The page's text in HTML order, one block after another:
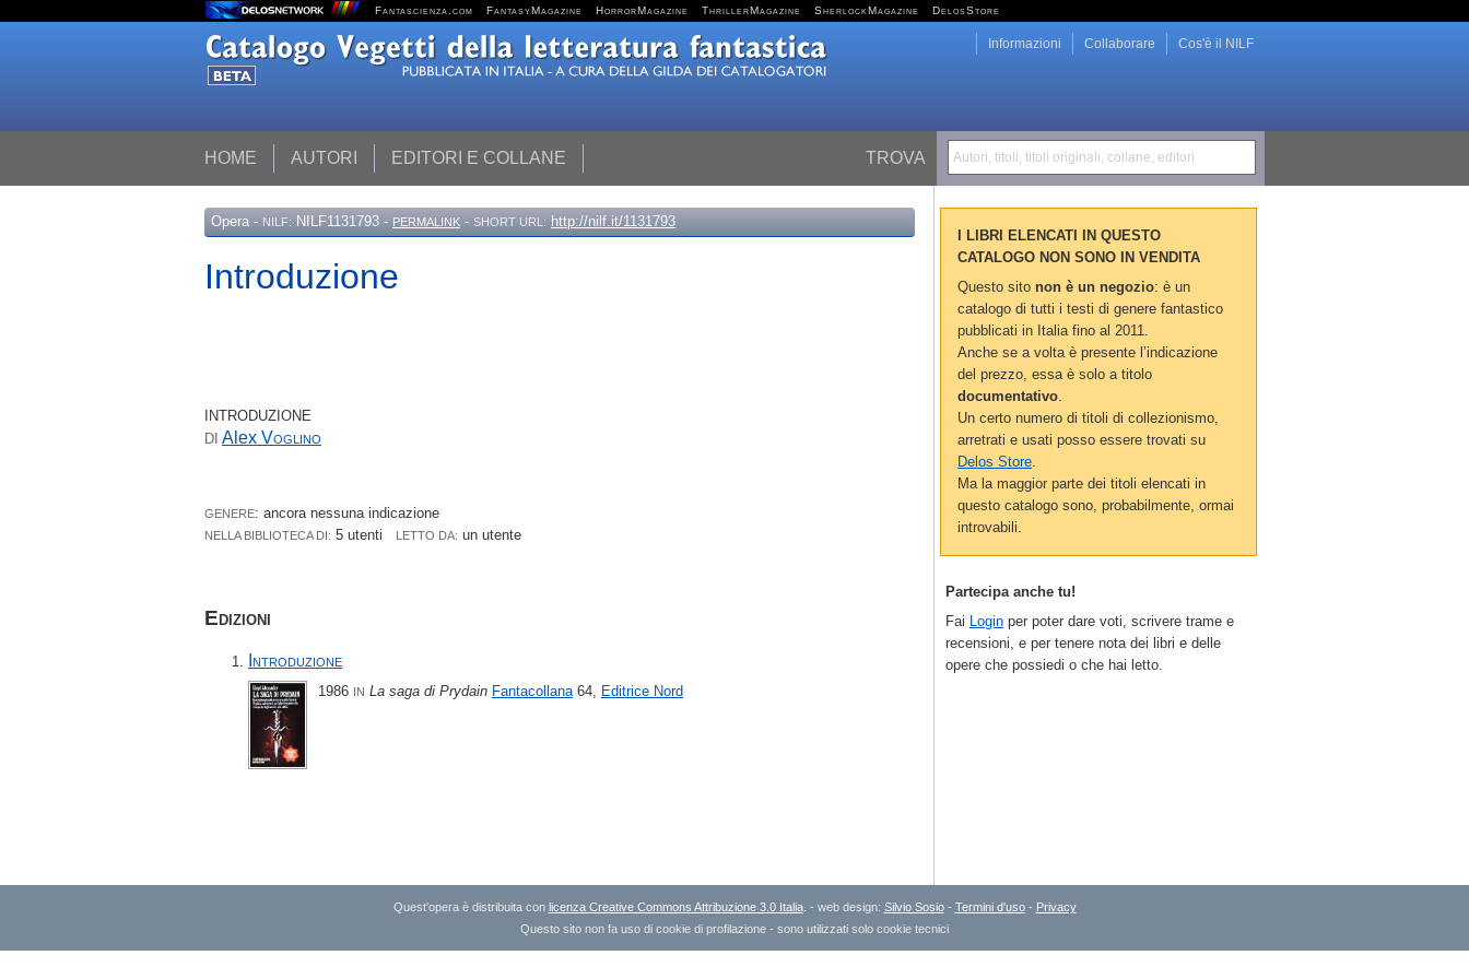
Fantascienza.com FantasyMagazine HorrorMagazine ThrillerMagazine SherlockMagazine DelosStore
TROVA Autori, titoli, titoli originali, collane, editori
HOME AUTORI EDITORI E COLLANE
Cos'è il NILF
Collaborare
Informazioni
Opera - NILF: NILF1131793 - PERMALINK - SHORT URL: http://nilf.it/1131793
Introduzione
INTRODUZIONE
DI Alex Voglino
GENERE: ancora nessuna indicazione
NELLA BIBLIOTECA DI: 5 utenti LETTO DA: un utente
Edizioni
Introduzione
1986 IN La saga di Prydain Fantacollana 64, Editrice Nord
I LIBRI ELENCATI IN QUESTO
CATALOGO NON SONO IN VENDITA
Questo sito non è un negozio: è un
catalogo di tutti i testi di genere fantastico
pubblicati in Italia fino al 2011.
Anche se a volta è presente l’indicazione
del prezzo, essa è solo a titolo
documentativo
Un certo numero di titoli di collezionismo,
arretrati e usati posso essere trovati su
Delos Store
Ma la maggior parte dei titoli elencati in
questo catalogo sono, probabilmente, ormai
introvabili.
Partecipa anche tu!
Fai Login per poter dare voti, scrivere trame e
recensioni, e per tenere nota dei libri e delle
opere che possiedi o che hai letto.
Quest'opera è distribuita con licenza Creative Commons Attribuzione 3.0 Italia. - web design: Silvio Sosio- Termini d'uso- Privacy
Questo sito non fa uso di cookie di profilazione - sono utilizzati solo cookie tecnici